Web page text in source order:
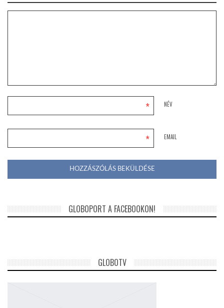
NÉV
*
EMAIL
*
GLOBOPORT A FACEBOOKON!
GLOBOTV